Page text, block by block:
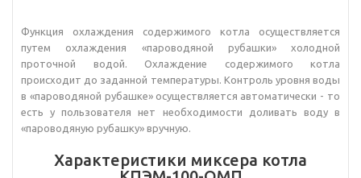
Функция охлаждения содержимого котла осуществляется
путем охлаждения «пароводяной рубашки» холодной
проточной водой. Охлаждение содержимого котла
происходит до заданной температуры. Контроль уровня воды
в «пароводяной рубашке» осуществляется автоматически - то
есть у пользователя нет необходимости доливать воду в
«пароводяную рубашку» вручную.
Характеристики миксера котла